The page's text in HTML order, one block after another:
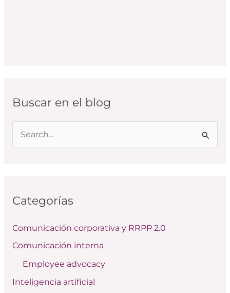
Buscar en el blog
a
p
o
:
Categorías
Comunicación corporativa y RRPP 2.0
Comunicación interna
Employee advocacy
Inteligencia artificial